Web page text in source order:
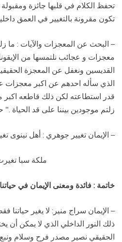
تحفظ الكلام في قلبها جائزة
تكون مقرونة بالتغيير في العمق
– البحث عن المعجزات والآيات : ما
معجزات و عجائب نلتمسها من
القديسين ونغفل عن المعجزة
الذي سأله احدهم عن اكبر معجزات
قدر استطاعته لكن ذلك قاطعه اكبر
زلتم موجودين بيننا على قد الحياة ."
– الإيمان تغيير جوهري : أهل نينوى تغيروا 180 درجة بكرازة
ملكة سبا تغيرت 180 درجة بكرازة
خاتمة : فائدة ومعنى الإيمان في
– الإيمان سراج منير: لا يغير حياتنا
ذلك النور الداخلي الذي لا يمكن أن
الحقيقي نصير مصدر فرح وسلام